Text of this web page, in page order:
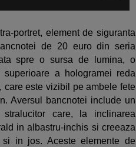
portret, element de siguranta
de 20 euro din seria
spre o sursa de lumina, o
superioare a hologramei reda
care este vizibil pe ambele fete
Aversul bancnotei include un
care, la inclinarea
in albastru-inchis si creeaza
in jos. Aceste elemente de